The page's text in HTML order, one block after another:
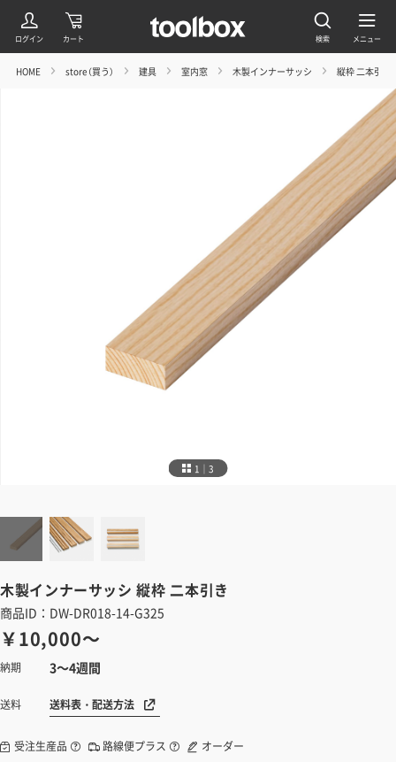
HOME store（買う） 建具 室内窓 木製インナーサッシ 縦枠 二本引き
1｜3
木製インナーサッシ縦枠 二本引き
商品ID：DW-DR018-14-G325
￥10,000～
納期 3～4週間
送料 送料表・配送方法
受注生産品 路線便プラス オーダー